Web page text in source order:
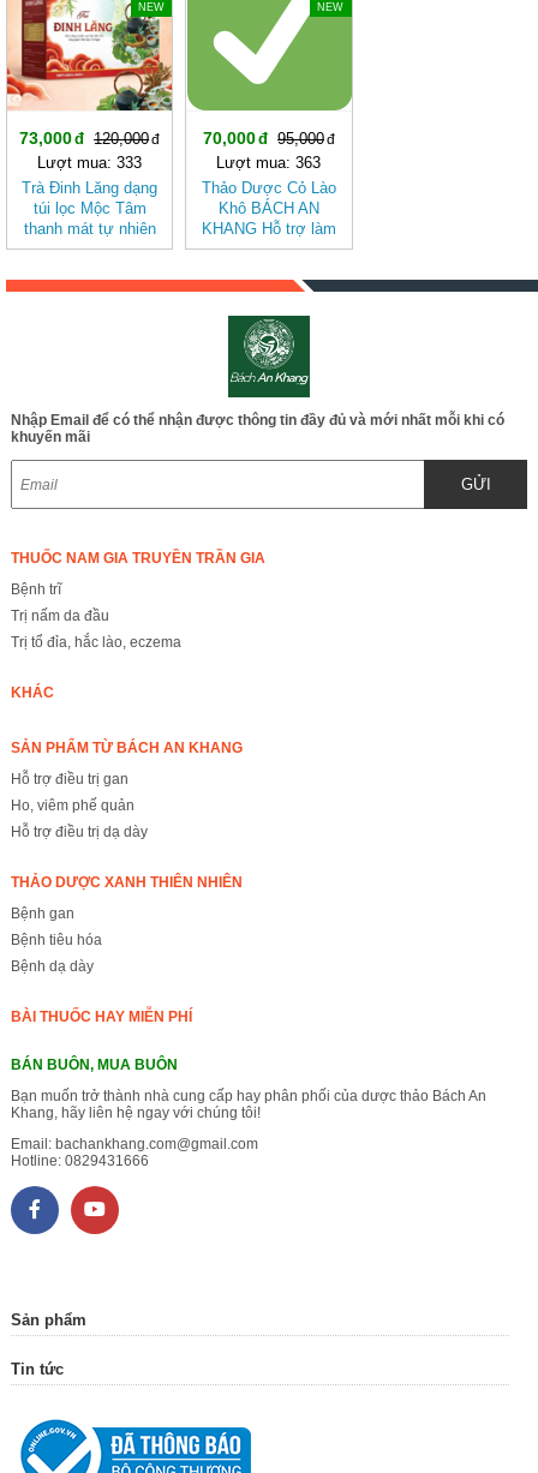
NEW
73,000
120,000
Lượt mua: 333
Trà Đinh Lăng dạng
túi lọc Mộc Tâm
thanh mát tự nhiên
NEW
70,000
95,000
Lượt mua: 363
Thảo Dược Cỏ Lào
Khô BÁCH AN
KHANG Hỗ trợ làm
mát, giảm viêm, hỗ
Nhập Email để có thể nhận được thông tin đầy đủ và mới nhất mỗi khi có
khuyến mãi
GỬI
THUỐC NAM GIA TRUYỀN TRẦN GIA
Bệnh trĩ
Trị nấm da đầu
Trị tổ đỉa, hắc lào, eczema
KHÁC
SẢN PHẨM TỪ BÁCH AN KHANG
Hỗ trợ điều trị gan
Ho, viêm phế quản
Hỗ trợ điều trị dạ dày
THẢO DƯỢC XANH THIÊN NHIÊN
Bệnh gan
Bệnh tiêu hóa
Bệnh dạ dày
BÀI THUỐC HAY MIỄN PHÍ
BÁN BUÔN, MUA BUÔN
Bạn muốn trở thành nhà cung cấp hay phân phối của dược thảo Bách An
Khang, hãy liên hệ ngay với chúng tôi!
Email: bachankhang.com@gmail.com
Hotline: 0829431666
Sản phẩm
Tin tức